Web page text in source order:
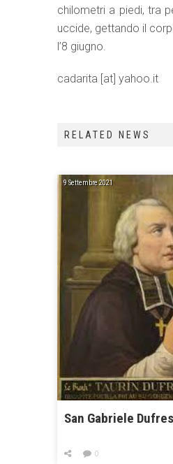
chilometri a piedi, tra
uccide, gettando il
l’8 giugno.
cadarita [at] yahoo.it
RELATED NEWS
9 Settembre 2021
San Gabriele
0